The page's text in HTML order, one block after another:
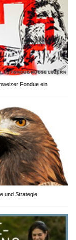
Fondue ein
und Strategie